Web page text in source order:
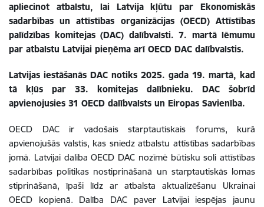
apliecinot atbalstu, lai Latvija kļūtu par Ekonomiskās
sadarbības un attīstības organizācijas (OECD) Attīstības
palīdzības komitejas (DAC) dalībvalsti. 7. martā lēmumu
par atbalstu Latvijai pieņēma arī OECD DAC dalībvalstis.
Latvijas iestāšanās DAC notiks 2025. gada 19. martā, kad
tā kļūs par 33. komitejas dalībnieku. DAC šobrīd
apvienojusies 31 OECD dalībvalsts un Eiropas Savienība.
OECD DAC ir vadošais starptautiskais forums, kurā
apvienojušās valstis, kas sniedz atbalstu attīstības sadarbības
jomā. Latvijai dalība OECD DAC nozīmē būtisku soli attīstības
sadarbības politikas nostiprināšanā un starptautiskās lomas
stiprināšanā, īpaši līdz ar atbalsta aktualizēšanu Ukrainai
OECD kopienā. Dalība DAC paver Latvijai iespējas jaunu